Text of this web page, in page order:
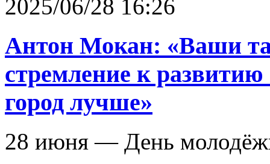
2025/06/28 16:26
Антон Мокан: «Ваши
стремление к
город лучше»
28 июня — День